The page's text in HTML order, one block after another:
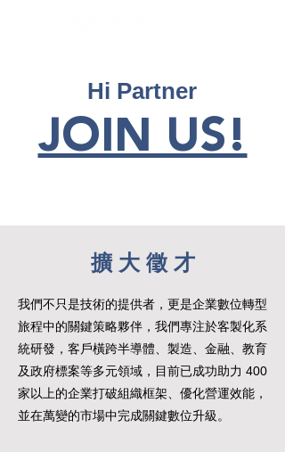
Hi Partner
JOIN US!
擴 大 徵 才
我們不只是技術的提供者，更是企業數位轉型
旅程中的關鍵策略夥伴，我們專注於客製化系
統研發，客戶橫跨半導體、製造、金融、教育
及政府標案等多元領域，目前已成功助力 400
家以上的企業打破組織框架、優化營運效能，
並在萬變的市場中完成關鍵數位升級。